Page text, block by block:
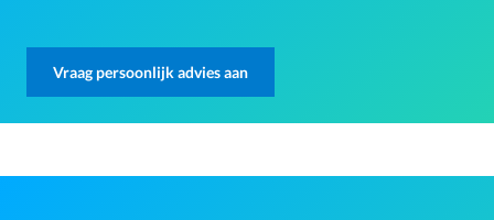
Vraag persoonlijk advies aan